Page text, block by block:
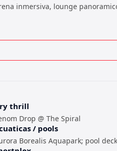
inmersiva, lounge
thrill
Drop @ The Spiral
/ pools
Borealis Aquapark; pool